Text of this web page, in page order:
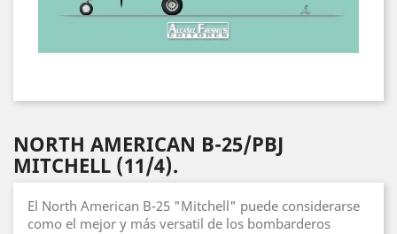
NORTH AMERICAN B-25/PBJ
MITCHELL (11/4).
El North American B-25 "Mitchell" puede considerarse
como el mejor y más versatil de los bombarderos